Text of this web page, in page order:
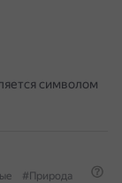
символом
#Природа